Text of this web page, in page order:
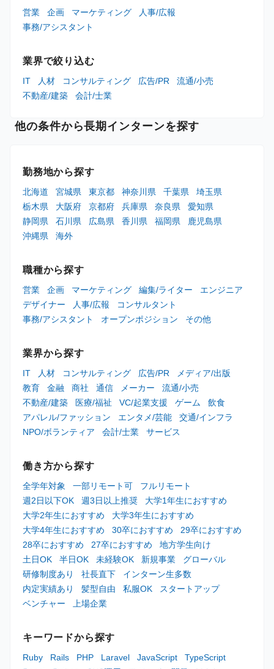
営業 企画 マーケティング
人事/広報
事務/アシスタント
業界で絞り込む
IT 人材 コンサルティング 広告/PR
流通/小売
不動産/建築
会計/士業
他の条件から長期インターンを探す
勤務地から探す
北海道 宮城県 東京都 神奈川県 千葉県
埼玉県
栃木県
大阪府 京都府 兵庫県 奈良県
愛知県
静岡県
石川県 広島県 香川県 福岡県
鹿児島県
沖縄県
海外
職種から探す
営業 企画 マーケティング 編集/ライター
エンジニア
デザイナー
人事/広報
コンサルタント
事務/アシスタント
オープンポジション その他
業界から探す
IT 人材 コンサルティング 広告/PR
メディア/出版
教育
金融 商社 通信 メーカー
流通/小売
不動産/建築
医療/福祉 VC/起業支援 ゲーム
飲食
アパレル/ファッション
エンタメ/芸能
交通/インフラ
NPO/ボランティア
会計/士業 サービス
働き方から探す
全学年対象 一部リモート可
フルリモート
週2日以下OK
週3日以上推奨
大学1年生におすすめ
大学2年生におすすめ
大学3年生におすすめ
大学4年生におすすめ
30卒におすすめ
29卒におすすめ
28卒におすすめ
27卒におすすめ
地方学生向け
土日OK
半日OK 未経験OK 新規事業
グローバル
研修制度あり
社長直下
インターン生多数
内定実績あり
髪型自由 私服OK
スタートアップ
ベンチャー
上場企業
キーワードから探す
Ruby Rails PHP Laravel JavaScript
TypeScript